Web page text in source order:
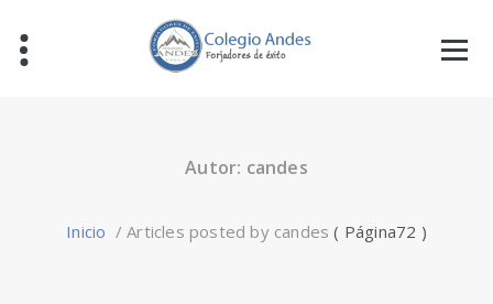
Autor: candes
Inicio /Articles posted by candes ( Página72 )